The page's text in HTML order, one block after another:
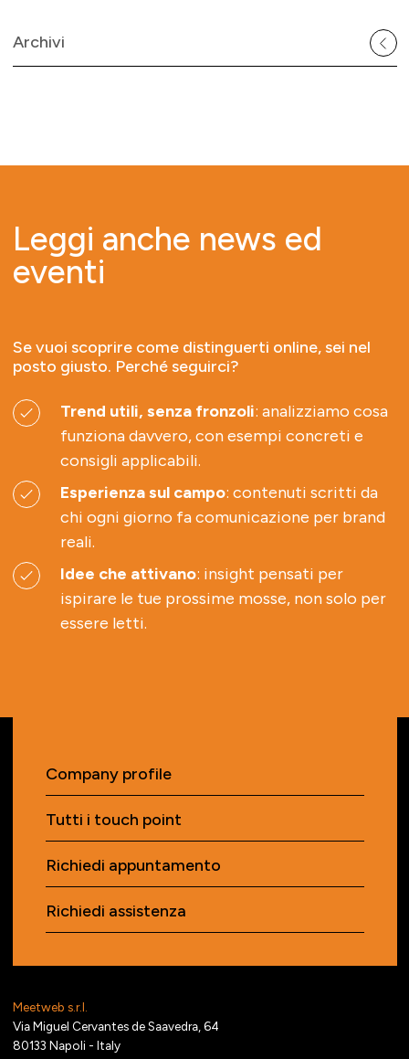
Archivi
Leggi anche news ed
eventi
Se vuoi scoprire come distinguerti online, sei nel
posto giusto. Perché seguirci?
Trend utili, senza fronzoli: analizziamo cosa
funziona davvero, con esempi concreti e
consigli applicabili.
Esperienza sul campo: contenuti scritti da
chi ogni giorno fa comunicazione per brand
reali.
Idee che attivano: insight pensati per
ispirare le tue prossime mosse, non solo per
essere letti.
Meetweb s.r.l.
Via Miguel Cervantes de Saavedra, 64
80133 Napoli - Italy
Company profile
Tutti i touch point
Richiedi appuntamento
Richiedi assistenza